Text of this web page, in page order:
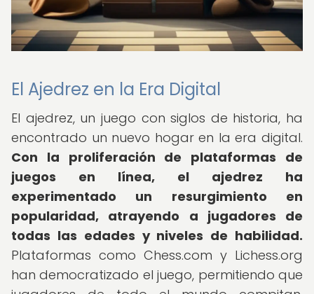
El Ajedrez en la Era Digital
El ajedrez, un juego con siglos de historia, ha
encontrado un nuevo hogar en la era digital.
Con la proliferación de plataformas de
juegos en línea, el ajedrez ha
experimentado un resurgimiento en
popularidad, atrayendo a jugadores de
todas las edades y niveles de habilidad.
Plataformas como Chess.com y Lichess.org
han democratizado el juego, permitiendo que